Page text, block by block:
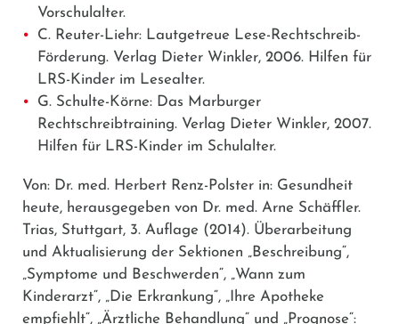
Vorschulalter.
C. Reuter-Liehr: Lautgetreue Lese-Rechtschreib-
Förderung. Verlag Dieter Winkler, 2006. Hilfen für
LRS-Kinder im Lesealter.
G. Schulte-Körne: Das Marburger
Rechtschreibtraining. Verlag Dieter Winkler, 2007.
Hilfen für LRS-Kinder im Schulalter.
Von: Dr. med. Herbert Renz-Polster in: Gesundheit
heute, herausgegeben von Dr. med. Arne Schäffler.
Trias, Stuttgart, 3. Auflage (2014). Überarbeitung
und Aktualisierung der Sektionen „Beschreibung“,
„Symptome und Beschwerden“, „Wann zum
Kinderarzt“, „Die Erkrankung“, „Ihre Apotheke
empfiehlt“, „Ärztliche Behandlung“ und „Prognose“: